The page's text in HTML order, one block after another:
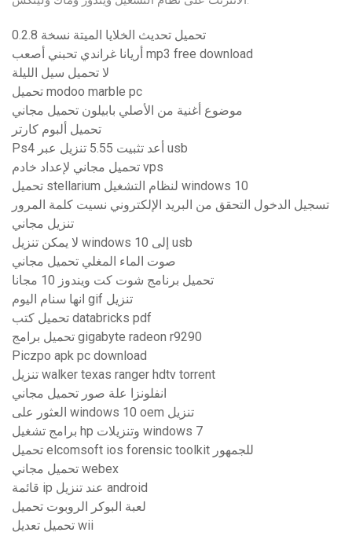
تحميل تحديث الخلايا الميتة نسخة 0.2.8
أريانا غراندي تحبني أصعب mp3 free download
لا تحميل سيل الليلة
تحميل modoo marble pc
موضوع أغنية من الأصلي بابيلون تحميل مجاني
تحميل ألبوم كارتر
Ps4 أعد تثبيت 5.55 تنزيل عبر usb
تحميل مجاني لإعداد خادم vps
تحميل stellarium لنظام التشغيل windows 10
تسجيل الدخول التحقق من البريد الإلكتروني نسيت كلمة المرور
تنزيل مجاني
لا يمكن تنزيل windows 10 إلى usb
صوت الماء المغلي تحميل مجاني
تحميل برنامج شوت كت ويندوز 10 مجانا
انها سنام اليوم gif تنزيل
تحميل كتب databricks pdf
تحميل برامج gigabyte radeon r9290
Piczpo apk pc download
تنزيل walker texas ranger hdtv torrent
انفلونزا علة صور تحميل مجاني
العثور على windows 10 oem تنزيل
برامج تشغيل hp وتنزيلات windows 7
تحميل elcomsoft ios forensic toolkit للجمهور
تحميل مجاني webex
قائمة ip عند تنزيل android
لعبة البوكر الروبوت تحميل
تحميل تعديل wii